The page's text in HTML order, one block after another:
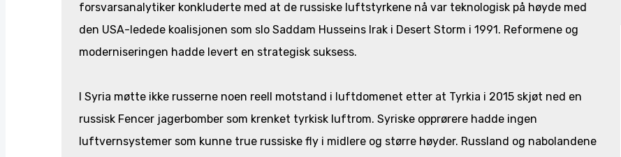
forsvarsanalytiker konkluderte med at de russiske luftstyrkene nå var teknologisk på høyde med
den USA-ledede koalisjonen som slo Saddam Husseins Irak i Desert Storm i 1991. Reformene og
moderniseringen hadde levert en strategisk suksess.
I Syria møtte ikke russerne noen reell motstand i luftdomenet etter at Tyrkia i 2015 skjøt ned en
russisk Fencer jagerbomber som krenket tyrkisk luftrom. Syriske opprørere hadde ingen
luftvernsystemer som kunne true russiske fly i midlere og større høyder. Russland og nabolandene